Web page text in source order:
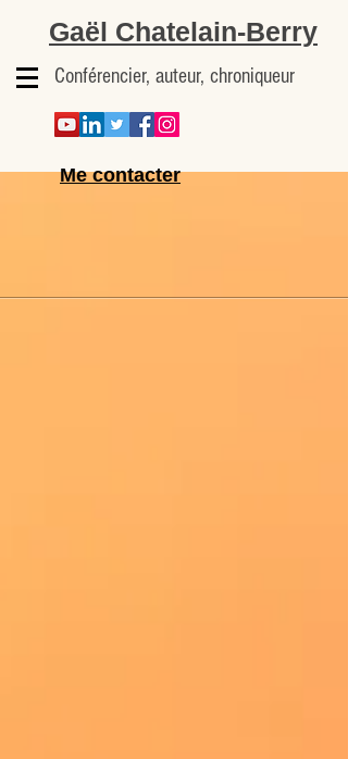
Gaël Chatelain-Berry
Conférencier, auteur, chroniqueur
Me contacter